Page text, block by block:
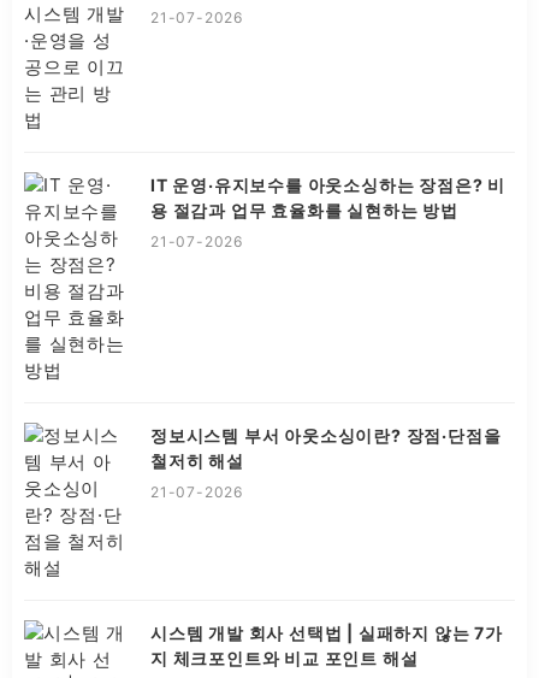
21-07-2026
IT 운영·유지보수를 아웃소싱하는 장점은? 비
용 절감과 업무 효율화를 실현하는 방법
21-07-2026
정보시스템 부서 아웃소싱이란? 장점·단점을
철저히 해설
21-07-2026
시스템 개발 회사 선택법 | 실패하지 않는 7가
지 체크포인트와 비교 포인트 해설